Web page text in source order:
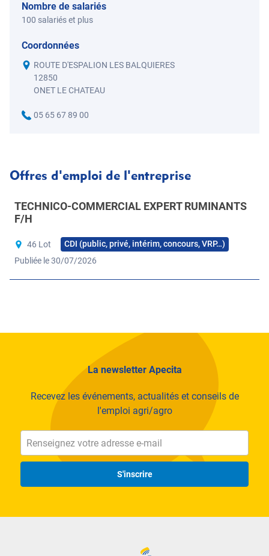
Nombre de salariés
100 salariés et plus
Coordonnées
ROUTE D'ESPALION LES BALQUIERES
12850
ONET LE CHATEAU
05 65 67 89 00
Offres d'emploi de l'entreprise
TECHNICO-COMMERCIAL EXPERT RUMINANTS
F/H
46 Lot
CDI (public, privé, intérim, concours, VRP…)
Publiée le 30/07/2026
La newsletter Apecita
Recevez les événements, actualités et conseils de
l'emploi agri/agro
S'inscrire